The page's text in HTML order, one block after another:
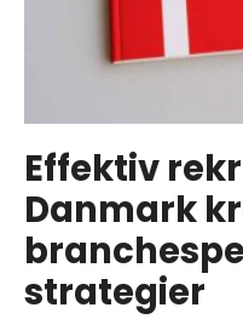
Effektiv
Danmark
strategier